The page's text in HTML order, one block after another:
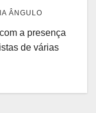
ÂNGULO
a presença
de várias